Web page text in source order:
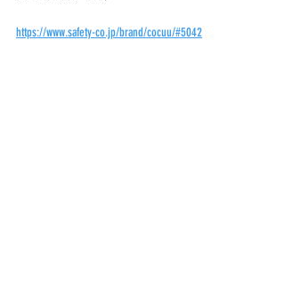
https://www.safety-co.jp/brand/cocuu/#5042